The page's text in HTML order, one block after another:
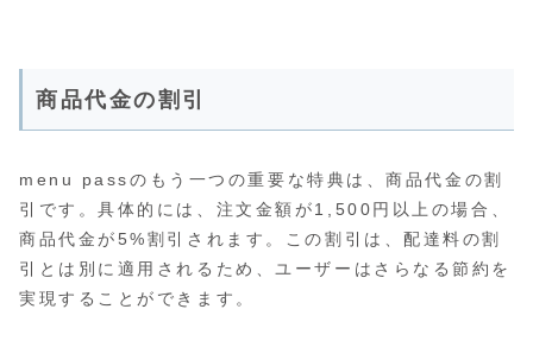
商品代金の割引
menu passのもう一つの重要な特典は、商品代金の割
引です。具体的には、注文金額が1,500円以上の場合、
商品代金が5%割引されます。この割引は、配達料の割
引とは別に適用されるため、ユーザーはさらなる節約を
実現することができます。